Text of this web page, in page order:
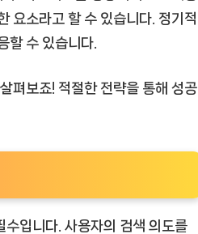
요소라고 할 수 있습니다. 정기적
할 수 있습니다.
펴보죠! 적절한 전략을 통해 성공
수입니다. 사용자의 검색 의도를